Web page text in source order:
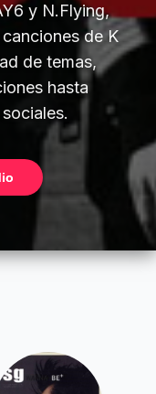
y N.Flying,
de K
de temas,
hasta